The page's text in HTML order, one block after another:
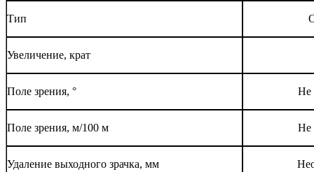
Тип
Увеличение, крат
Поле зрения, ° Не
Поле зрения, м/100 м Не
Удаление выходного зрачка, мм